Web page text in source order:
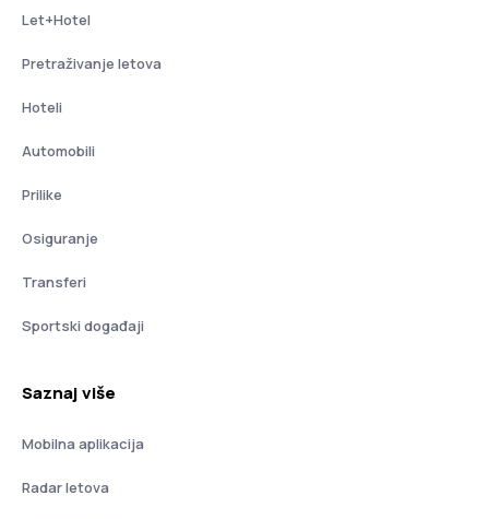
Let+Hotel
Pretraživanje letova
Hoteli
Automobili
Prilike
Osiguranje
Transferi
Sportski događaji
Saznaj više
Mobilna aplikacija
Radar letova